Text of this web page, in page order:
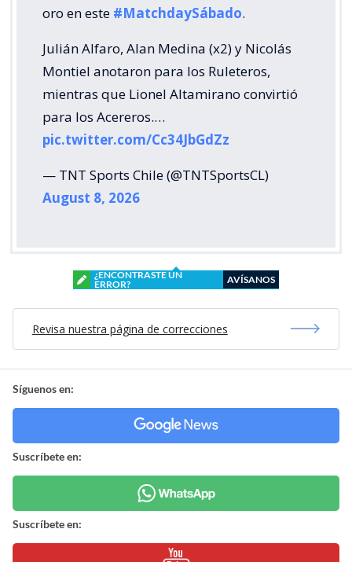
oro en este #MatchdaySábado.
Julián Alfaro, Alan Medina (x2) y Nicolás
Montiel anotaron para los Ruleteros,
mientras que Lionel Altamirano convirtió
para los Acereros.…
pic.twitter.com/Cc34JbGdZz
— TNT Sports Chile (@TNTSportsCL)
August 8, 2026
¿ENCONTRASTE UN
ERROR?
AVÍSANOS
Revisa nuestra página de correcciones
Síguenos en:
Suscríbete en:
Suscríbete en: